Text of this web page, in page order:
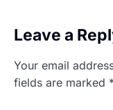
Leave a
Your email
fields are marked *